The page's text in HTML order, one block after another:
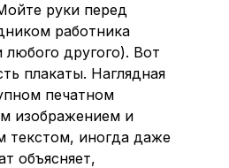
руки перед
работника
любого другого). Вот
плакаты. Наглядная
печатном
изображением и
текстом, иногда даже
объясняет,